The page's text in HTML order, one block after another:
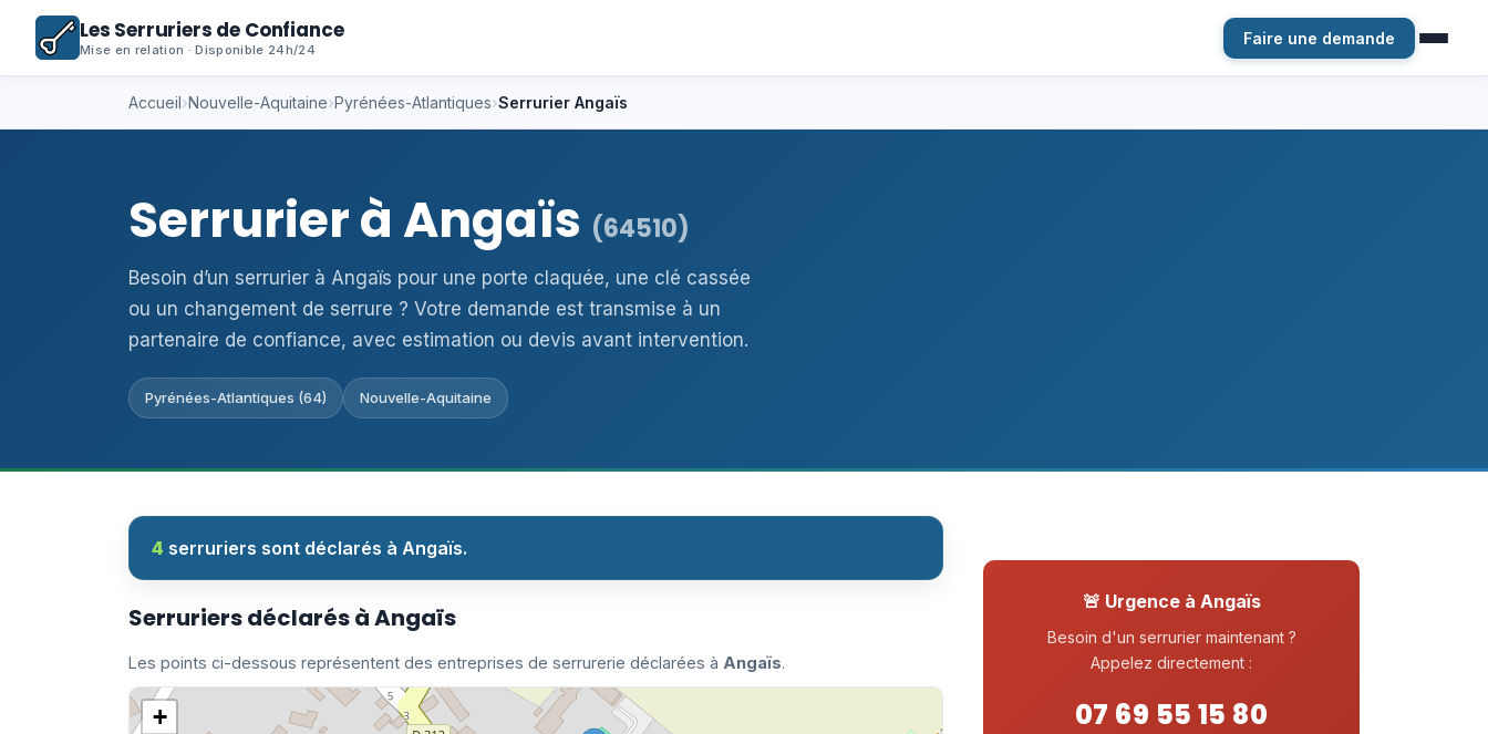
Les Serruriers de Confiance
Mise en relation · Disponible 24h/24
Faire une demande
Accueil›Nouvelle-Aquitaine›Pyrénées-Atlantiques›Serrurier Angaïs
Serrurier à Angaïs (64510)
Besoin d’un serrurier à Angaïs pour une porte claquée, une clé cassée
ou un changement de serrure ? Votre demande est transmise à un
partenaire de confiance, avec estimation ou devis avant intervention.
Pyrénées-Atlantiques (64) Nouvelle-Aquitaine
4 serruriers sont déclarés à Angaïs.
Serruriers déclarés à Angaïs
Les points ci-dessous représentent des entreprises de serrurerie déclarées à Angaïs.
+
🚨 Urgence à Angaïs
Besoin d'un serrurier maintenant ?
Appelez directement :
07 69 55 15 80